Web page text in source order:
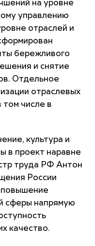
на уровне
управлению
отраслей и
бережливого
и снятие
Отдельное
отраслевых
том числе в
культура и
в проект наравне
труда РФ Антон
России
повышение
сферы напрямую
качество.